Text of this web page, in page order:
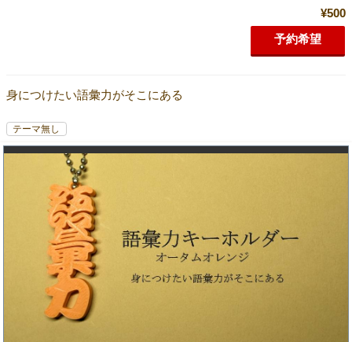
¥500
予約希望
身につけたい語彙力がそこにある
テーマ無し